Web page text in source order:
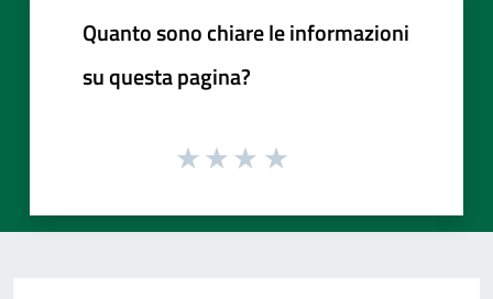
Quanto sono chiare le informazioni
su questa pagina?